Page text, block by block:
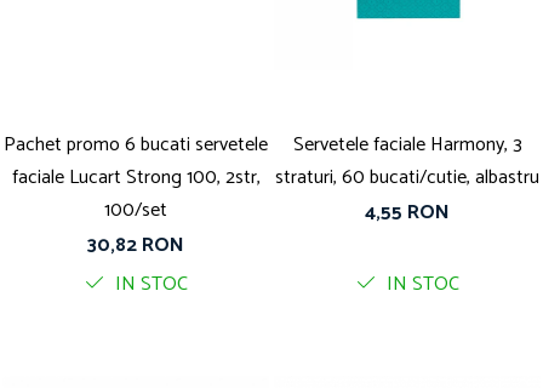
Solutii curatat covoare
Solutii curtare universala
Solutii intretiner mobila
Pachet promo 6 bucati servetele
faciale Lucart Strong 100, 2str,
100/set
30,82 RON
IN STOC
Servetele faciale Harmony, 3
straturi, 60 bucati/cutie, albastru
4,55 RON
IN STOC